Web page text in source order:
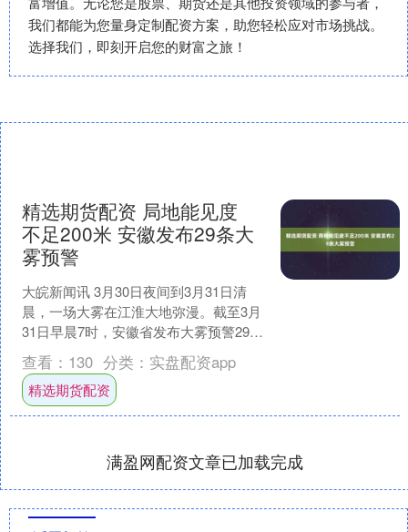
我们都能为您量身定制配资方案，助您轻松应对市场挑战。
选择我们，即刻开启您的财富之旅！
精选期货配资 局地能见度
不足200米 安徽发布29条大
雾预警
大皖新闻讯 3月30日夜间到3月31日清
晨，一场大雾在江淮大地弥漫。截至3月
31日早晨7时，安徽省发布大雾预警29
条。中央气象台发布的大雾黄色预警中
提到，安徽中....
查看： 130 分类： 实盘配资app
精选期货配资
满盈网配资文章已加载完成